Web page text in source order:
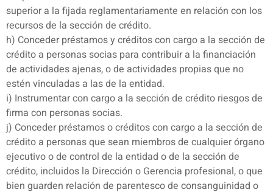
superior a la fijada reglamentariamente en relación con los
recursos de la sección de crédito.
h) Conceder préstamos y créditos con cargo a la sección de
crédito a personas socias para contribuir a la financiación
de actividades ajenas, o de actividades propias que no
estén vinculadas a las de la entidad.
i) Instrumentar con cargo a la sección de crédito riesgos de
firma con personas socias.
j) Conceder préstamos o créditos con cargo a la sección de
crédito a personas que sean miembros de cualquier órgano
ejecutivo o de control de la entidad o de la sección de
crédito, incluidos la Dirección o Gerencia profesional, o que
bien guarden relación de parentesco de consanguinidad o